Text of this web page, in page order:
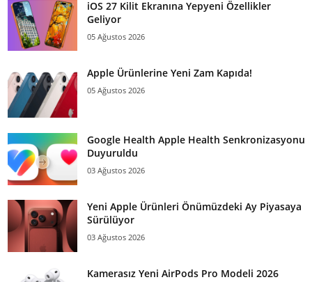
iOS 27 Kilit Ekranına Yepyeni Özellikler
Geliyor
05 Ağustos 2026
Apple Ürünlerine Yeni Zam Kapıda!
05 Ağustos 2026
Google Health Apple Health Senkronizasyonu
Duyuruldu
03 Ağustos 2026
Yeni Apple Ürünleri Önümüzdeki Ay Piyasaya
Sürülüyor
03 Ağustos 2026
Kamerasız Yeni AirPods Pro Modeli 2026